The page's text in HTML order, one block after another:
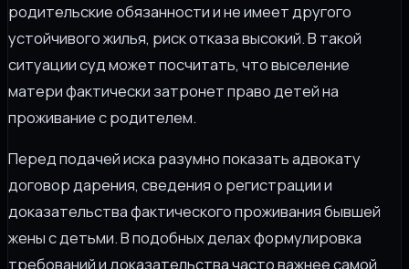
родительские обязанности и не имеет другого
устойчивого жилья, риск отказа высокий. В такой
ситуации суд может посчитать, что выселение
матери фактически затронет право детей на
проживание с родителем.
Перед подачей иска разумно показать адвокату
договор дарения, сведения о регистрации и
доказательства фактического проживания бывшей
жены с детьми. В подобных делах формулировка
требований и доказательства часто важнее самой